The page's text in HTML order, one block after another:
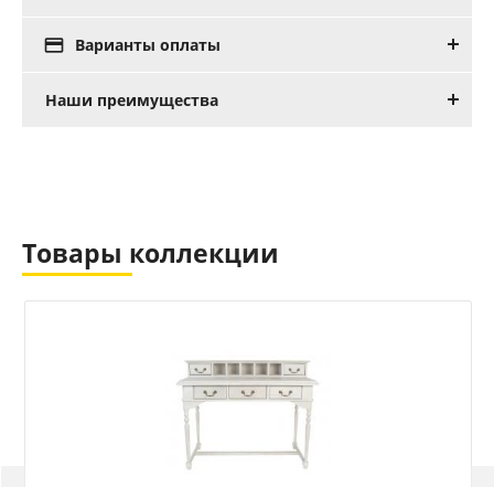
 Варианты оплаты
Наши преимущества
Товары коллекции